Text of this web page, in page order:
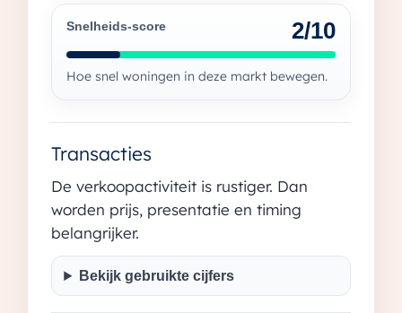
Snelheids-score 2/10
Hoe snel woningen in deze markt bewegen.
Transacties
De verkoopactiviteit is rustiger. Dan
worden prijs, presentatie en timing
belangrijker.
Bekijk gebruikte cijfers